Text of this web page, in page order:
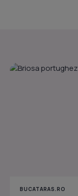
BUCATARAS.RO